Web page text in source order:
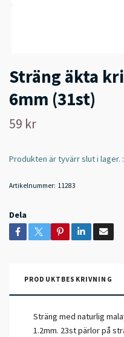
Sträng äkta
6mm (31st)
59 kr
Produkten är tyvärr slut i lager.
Artikelnummer: 11283
Dela
PRODUKTBESKRIVNING
Sträng med naturlig
1.2mm. 23st pärlor på